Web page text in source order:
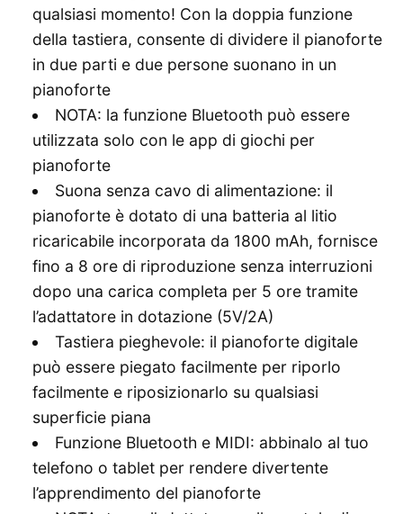
qualsiasi momento! Con la doppia funzione
della tastiera, consente di dividere il pianoforte
in due parti e due persone suonano in un
pianoforte
NOTA: la funzione Bluetooth può essere
utilizzata solo con le app di giochi per
pianoforte
Suona senza cavo di alimentazione: il
pianoforte è dotato di una batteria al litio
ricaricabile incorporata da 1800 mAh, fornisce
fino a 8 ore di riproduzione senza interruzioni
dopo una carica completa per 5 ore tramite
l’adattatore in dotazione (5V/2A)
Tastiera pieghevole: il pianoforte digitale
può essere piegato facilmente per riporlo
facilmente e riposizionarlo su qualsiasi
superficie piana
Funzione Bluetooth e MIDI: abbinalo al tuo
telefono o tablet per rendere divertente
l’apprendimento del pianoforte